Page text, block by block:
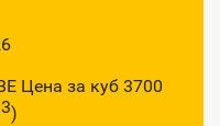
Цена за куб 3700
3)